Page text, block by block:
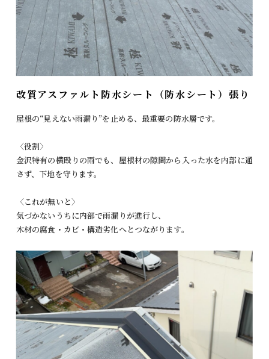
改質アスファルト防水シート（防水シート）張り
屋根の“見えない雨漏り”を止める、最重要の防水層です。
〈役割〉
金沢特有の横殴りの雨でも、屋根材の隙間から入った水を内部に通
さず、下地を守ります。
〈これが無いと〉
気づかないうちに内部で雨漏りが進行し、
木材の腐食・カビ・構造劣化へとつながります。